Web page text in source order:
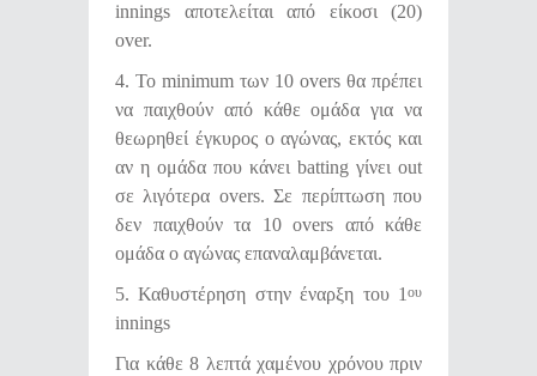
innings αποτελείται από είκοσι (20)
over.
4. Το minimum των 10 overs θα πρέπει
να παιχθούν από κάθε ομάδα για να
θεωρηθεί έγκυρος ο αγώνας, εκτός και
αν η ομάδα που κάνει batting γίνει out
σε λιγότερα overs. Σε περίπτωση που
δεν παιχθούν τα 10 overs από κάθε
ομάδα ο αγώνας επαναλαμβάνεται.
5. Καθυστέρηση στην έναρξη του 1 ου
innings
Για κάθε 8 λεπτά χαμένου χρόνου πριν